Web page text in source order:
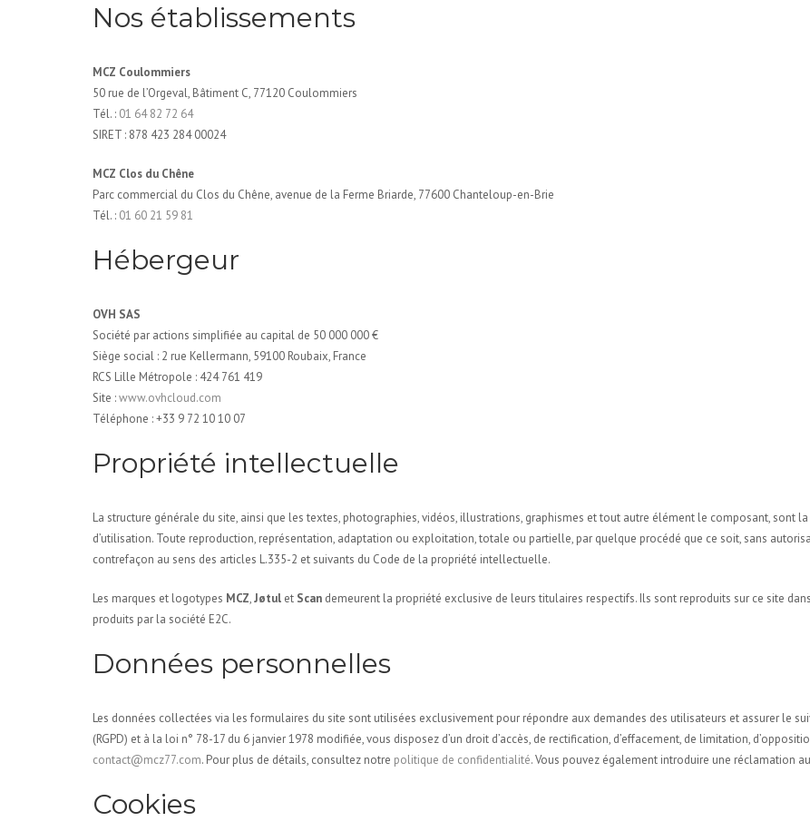
Nos établissements
MCZ Coulommiers
50 rue de l’Orgeval, Bâtiment C, 77120 Coulommiers
Tél. : 01 64 82 72 64
SIRET : 878 423 284 00024
MCZ Clos du Chêne
Parc commercial du Clos du Chêne, avenue de la Ferme Briarde, 77600 Chanteloup-en-Brie
Tél. : 01 60 21 59 81
Hébergeur
OVH SAS
Société par actions simplifiée au capital de 50 000 000 €
Siège social : 2 rue Kellermann, 59100 Roubaix, France
RCS Lille Métropole : 424 761 419
Site :www.ovhcloud.com
Téléphone : +33 9 72 10 10 07
Propriété intellectuelle
La structure générale du site, ainsi que les textes, photographies, vidéos, illustrations, graphismes et tout autre élément le composant, sont
d’utilisation. Toute reproduction, représentation, adaptation ou exploitation, totale ou partielle, par quelque procédé que ce soit, sans
contrefaçon au sens des articles L.335-2 et suivants du Code de la propriété intellectuelle.
Les marques et logotypes MCZ,Jøtul et Scan demeurent la propriété exclusive de leurs titulaires respectifs. Ils sont reproduits sur ce site
produits par la société E2C.
Données personnelles
Les données collectées via les formulaires du site sont utilisées exclusivement pour répondre aux demandes des utilisateurs et assurer le
(RGPD) et à la loi n° 78-17 du 6 janvier 1978 modifiée, vous disposez d’un droit d’accès, de rectification, d’effacement, de limitation,
contact@mcz77.com. Pour plus de détails, consultez notre politique de confidentialité. Vous pouvez également introduire une réclamation
Cookies